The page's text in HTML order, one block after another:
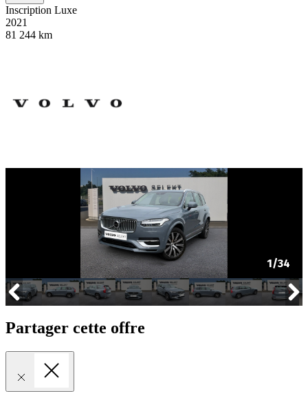
Inscription Luxe
2021
81 244 km
Partager cette offre